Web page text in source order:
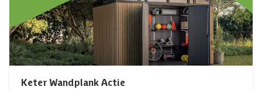
Keter Wandplank Actie